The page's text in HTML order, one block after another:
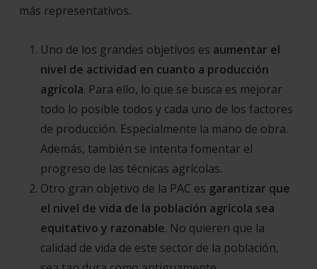
más representativos.
Uno de los grandes objetivos es aumentar el
nivel de actividad en cuanto a producción
agrícola. Para ello, lo que se busca es mejorar
todo lo posible todos y cada uno de los factores
de producción. Especialmente la mano de obra.
Además, también se intenta fomentar el
progreso de las técnicas agrícolas.
Otro gran objetivo de la PAC es garantizar que
el nivel de vida de la población agrícola sea
equitativo y razonable. No quieren que la
calidad de vida de este sector de la población,